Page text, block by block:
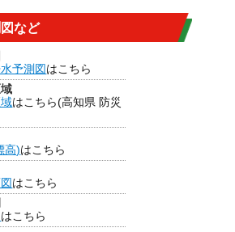
など
予測図はこちら
はこちら(高知県 防災
高)はこちら
はこちら
はこちら